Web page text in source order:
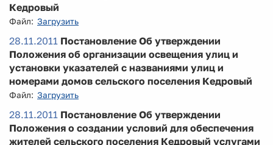
Кедровый
Файл: Загрузить
28.11.2011 Постановление Об утверждении
Положения об организации освещения улиц и
установки указателей с названиями улиц и
номерами домов сельского поселения Кедровый
Файл: Загрузить
28.11.2011 Постановление Об утверждении
Положения о создании условий для обеспечения
жителей сельского поселения Кедровый услугами